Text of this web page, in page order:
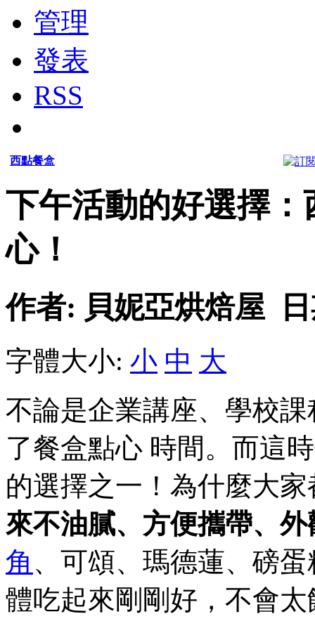
管理
發表
RSS
西點餐盒
下午活動的好選擇
心！
作者: 貝妮亞烘焙屋 日
字體大小: 小 中 大
不論是企業講座、學校
了餐盒點心 時間。而這
的選擇之一！為什麼大
來不油膩、方便攜帶、
角 、可頌、瑪德蓮、磅
體吃起來剛剛好，不會